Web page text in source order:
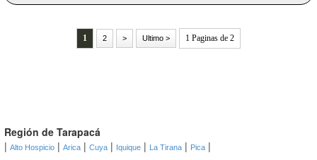
1 2 > Ultimo > 1 Paginas de 2
Región de Tarapacá
| Alto Hospicio | Arica | Cuya | Iquique | La Tirana | Pica |